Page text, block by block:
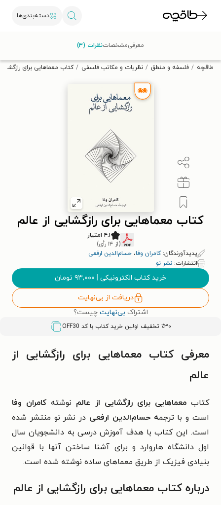
دسته‌بندی‌ها
تخفیف از طاقچه دریافت کن.
طاقچه فلسفه و منطق نظریات و مکاتب فلسفی کتاب معماهایی برای
کتاب معماهایی برای رازگشایی از عالم
۴.۱ امتیاز
(از ۱۴ رأی)
پدیدآورندگان:کامران وفا، حسام‌الدین ارفعی
انتشارات: نشر نو
خرید کتاب الکترونیکی | ۹۳,۰۰۰ تومان
دریافت از بی‌نهایت
اشتراک بی‌نهایت چیست؟
٪۳۰ تخفیف اولین خرید کتاب با کد OFF30
معرفیمشخصاتنظرات (۳)
معرفی کتاب معماهایی برای رازگشایی از
عالم
کتابمعماهایی برای رازگشایی از عالم نوشته کامران وفا
است و با ترجمه حسام‌الدین ارفعی در نشر نو منتشر شده
است. این کتاب با هدف آموزش درسی به دانشجویان سال
اول دانشگاه هاروارد و برای آشنا ساختن آنها با قوانین
بنیادی فیزیک از طریق معماهای ساده نوشته شده است.
درباره کتاب معماهایی برای رازگشایی از عالم